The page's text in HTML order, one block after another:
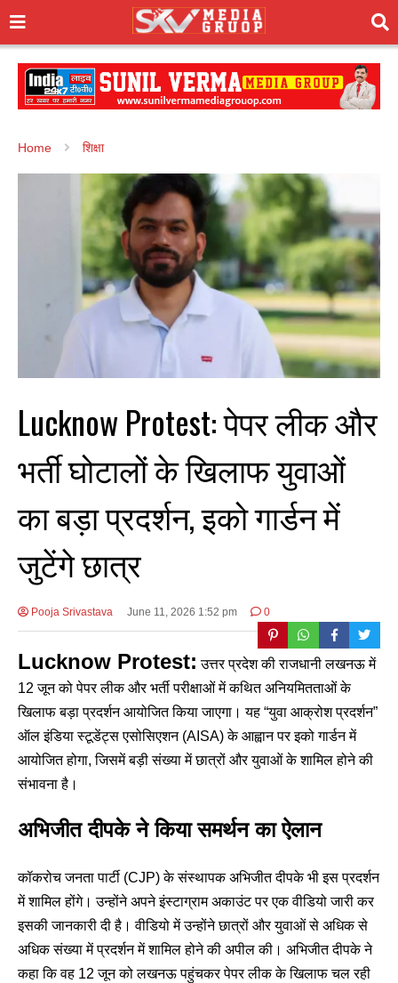
Home शिक्षा
Lucknow Protest: पेपर लीक और
भर्ती घोटालों के खिलाफ युवाओं
का बड़ा प्रदर्शन, इको गार्डन में
जुटेंगे छात्र
Pooja Srivastava June 11, 2026 1:52 pm 0
Lucknow Protest: उत्तर प्रदेश की राजधानी लखनऊ में
12 जून को पेपर लीक और भर्ती परीक्षाओं में कथित अनियमितताओं के
खिलाफ बड़ा प्रदर्शन आयोजित किया जाएगा। यह “युवा आक्रोश प्रदर्शन”
ऑल इंडिया स्टूडेंट्स एसोसिएशन (AISA) के आह्वान पर इको गार्डन में
आयोजित होगा, जिसमें बड़ी संख्या में छात्रों और युवाओं के शामिल होने की
संभावना है।
अभिजीत दीपके ने किया समर्थन का ऐलान
कॉकरोच जनता पार्टी (CJP) के संस्थापक अभिजीत दीपके भी इस प्रदर्शन
में शामिल होंगे। उन्होंने अपने इंस्टाग्राम अकाउंट पर एक वीडियो जारी कर
इसकी जानकारी दी है। वीडियो में उन्होंने छात्रों और युवाओं से अधिक से
अधिक संख्या में प्रदर्शन में शामिल होने की अपील की। अभिजीत दीपके ने
कहा कि वह 12 जून को लखनऊ पहुंचकर पेपर लीक के खिलाफ चल रही